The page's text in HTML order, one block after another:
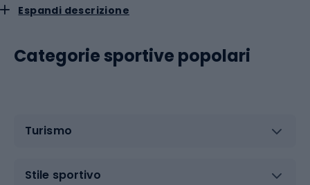
materiali più sottili per garantire una corretta
l'umidità, per sentirsi sempre asciutti e freschi in ogni
condizione.
raffiche di vento freddo e un adeguato flusso d'aria.
l'umidità in modo rapido ed efficace. Garantisce una
Espandi descrizione
Categorie sportive popolari
Turismo
Stile sportivo